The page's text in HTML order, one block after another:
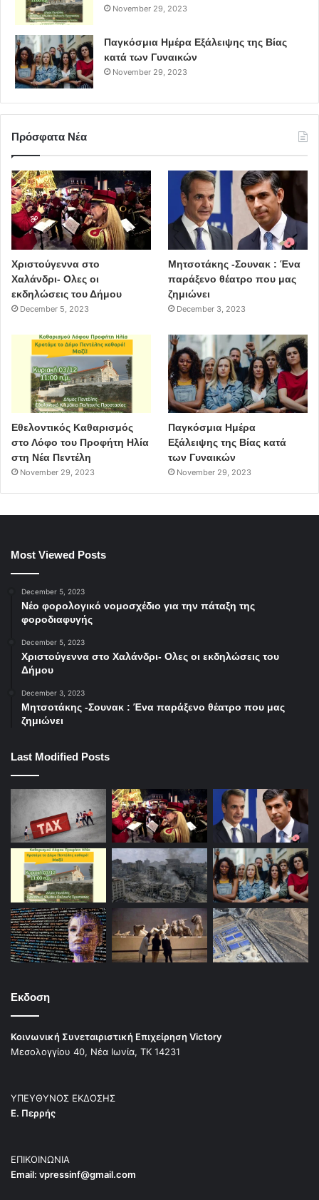
November 29, 2023
Παγκόσμια Ημέρα Εξάλειψης της Βίας
κατά των Γυναικών
November 29, 2023
Πρόσφατα Νέα
Χριστούγεννα στο
Χαλάνδρι- Ολες οι
εκδηλώσεις του Δήμου
December 5, 2023
Μητσοτάκης -Σουνακ : Ένα
παράξενο θέατρο που μας
ζημιώνει
December 3, 2023
Εθελοντικός Καθαρισμός
στο Λόφο του Προφήτη Ηλία
στη Νέα Πεντέλη
November 29, 2023
Παγκόσμια Ημέρα
Εξάλειψης της Βίας κατά
των Γυναικών
November 29, 2023
Most Viewed Posts
December 5, 2023
Νέο φορολογικό νομοσχέδιο για την πάταξη της
φοροδιαφυγής
December 5, 2023
Χριστούγεννα στο Χαλάνδρι- Ολες οι εκδηλώσεις του
Δήμου
December 3, 2023
Μητσοτάκης -Σουνακ : Ένα παράξενο θέατρο που μας
ζημιώνει
Last Modified Posts
Εκδοση
Κοινωνική Συνεταιριστική Επιχείρηση Victory
Μεσολογγίου 40, Νέα Ιωνία, ΤΚ 14231
ΥΠΕΥΘΥΝΟΣ ΕΚΔΟΣΗΣ
Ε. Περρής
ΕΠΙΚΟΙΝΩΝΙΑ
Email: vpressinf@gmail.com